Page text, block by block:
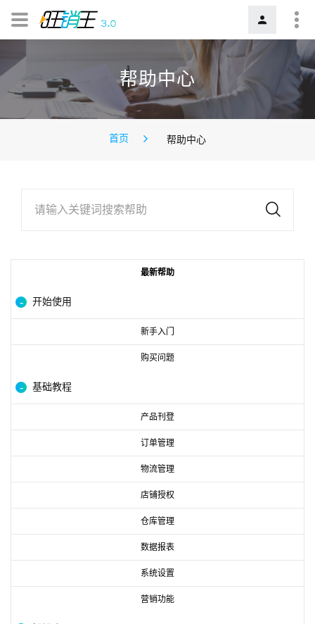
帮助中心
首页 帮助中心
请输入关键词搜索帮助
最新帮助
开始使用
新手入门
购买问题
基础教程
产品刊登
订单管理
物流管理
店铺授权
仓库管理
数据报表
系统设置
营销功能